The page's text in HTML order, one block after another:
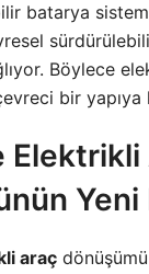
batarya
Böylece
bir yapıya
araç